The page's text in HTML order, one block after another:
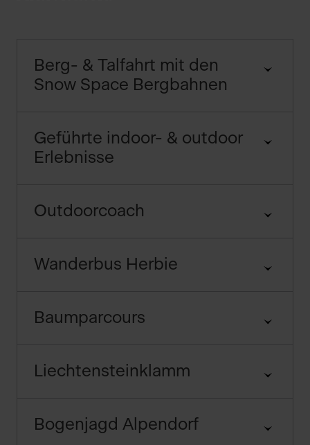
Berg- & Talfahrt mit den
Snow Space Bergbahnen
Geführte indoor- & outdoor
Erlebnisse
Outdoorcoach
Wanderbus Herbie
Baumparcours
Liechtensteinklamm
Bogenjagd Alpendorf